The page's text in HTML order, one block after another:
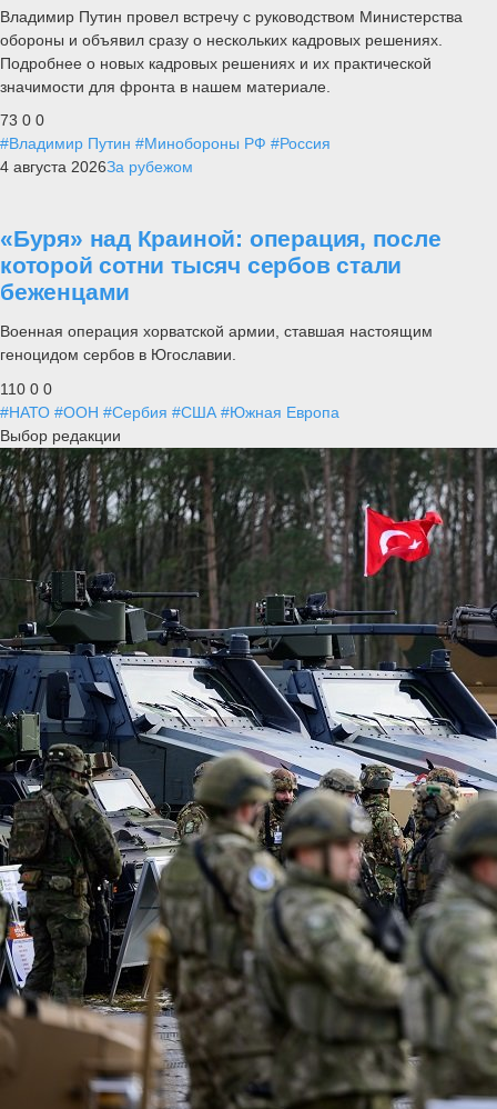
Владимир Путин провел встречу с руководством Министерства
обороны и объявил сразу о нескольких кадровых решениях.
Подробнее о новых кадровых решениях и их практической
значимости для фронта в нашем материале.
73 0 0
#Владимир Путин #Минобороны РФ #Россия
4 августа 2026За рубежом
«Буря» над Краиной: операция, после
которой сотни тысяч сербов стали
беженцами
Военная операция хорватской армии, ставшая настоящим
геноцидом сербов в Югославии.
110 0 0
#НАТО #ООН #Сербия #США #Южная Европа
Выбор редакции